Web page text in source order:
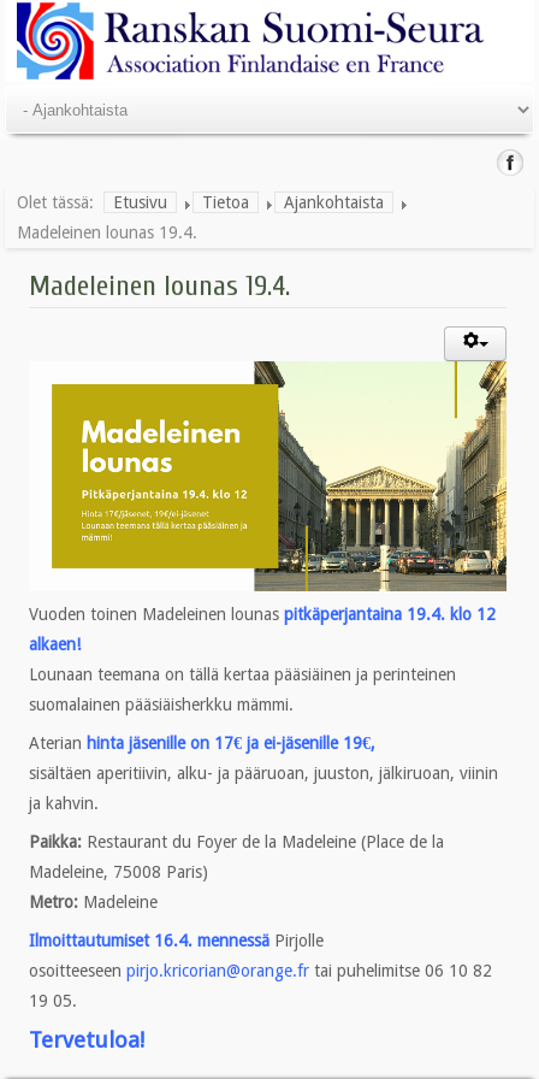
Olet tässä: Etusivu Tietoa
Ajankohtaista
Madeleinen lounas 19.4.
Madeleinen lounas 19.4.
Vuoden toinen Madeleinen lounas pitkäperjantaina 19.4. klo 12
alkaen!
Lounaan teemana on tällä kertaa pääsiäinen ja perinteinen
suomalainen pääsiäisherkku mämmi.
Aterian hinta jäsenille on 17€ ja ei-jäsenille 19€,
sisältäen aperitiivin, alku- ja pääruoan, juuston, jälkiruoan, viinin
ja kahvin.
Paikka: Restaurant du Foyer de la Madeleine (Place de la
Madeleine, 75008 Paris)
Metro: Madeleine
Ilmoittautumiset 16.4. mennessä Pirjolle
osoitteeseen pirjo.kricorian@orange.fr tai puhelimitse 06 10 82
19 05.
Tervetuloa!